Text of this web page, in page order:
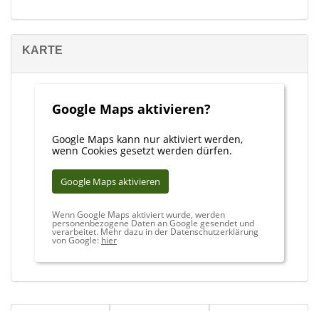
KARTE
Google Maps aktivieren?
Google Maps kann nur aktiviert werden,
wenn Cookies gesetzt werden dürfen.
Google Maps aktivieren
Wenn Google Maps aktiviert wurde, werden
personenbezogene Daten an Google gesendet und
verarbeitet. Mehr dazu in der Datenschutzerklärung
von Google: hier